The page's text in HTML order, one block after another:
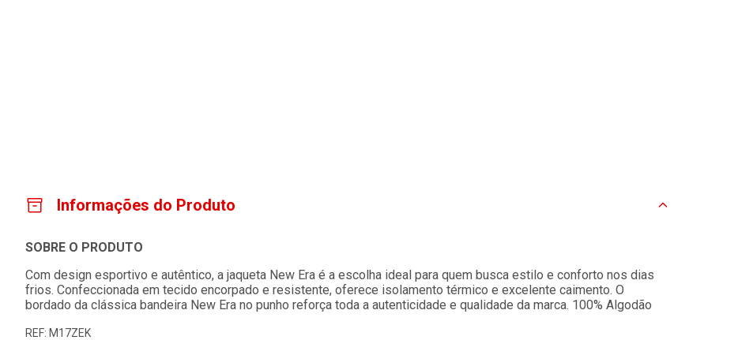
Informações do Produto
SOBRE O PRODUTO
Com design esportivo e autêntico, a jaqueta New Era é a escolha ideal para quem busca estilo e conforto nos dias
frios. Confeccionada em tecido encorpado e resistente, oferece isolamento térmico e excelente caimento. O
bordado da clássica bandeira New Era no punho reforça toda a autenticidade e qualidade da marca. 100% Algodão
REF: M17ZEK